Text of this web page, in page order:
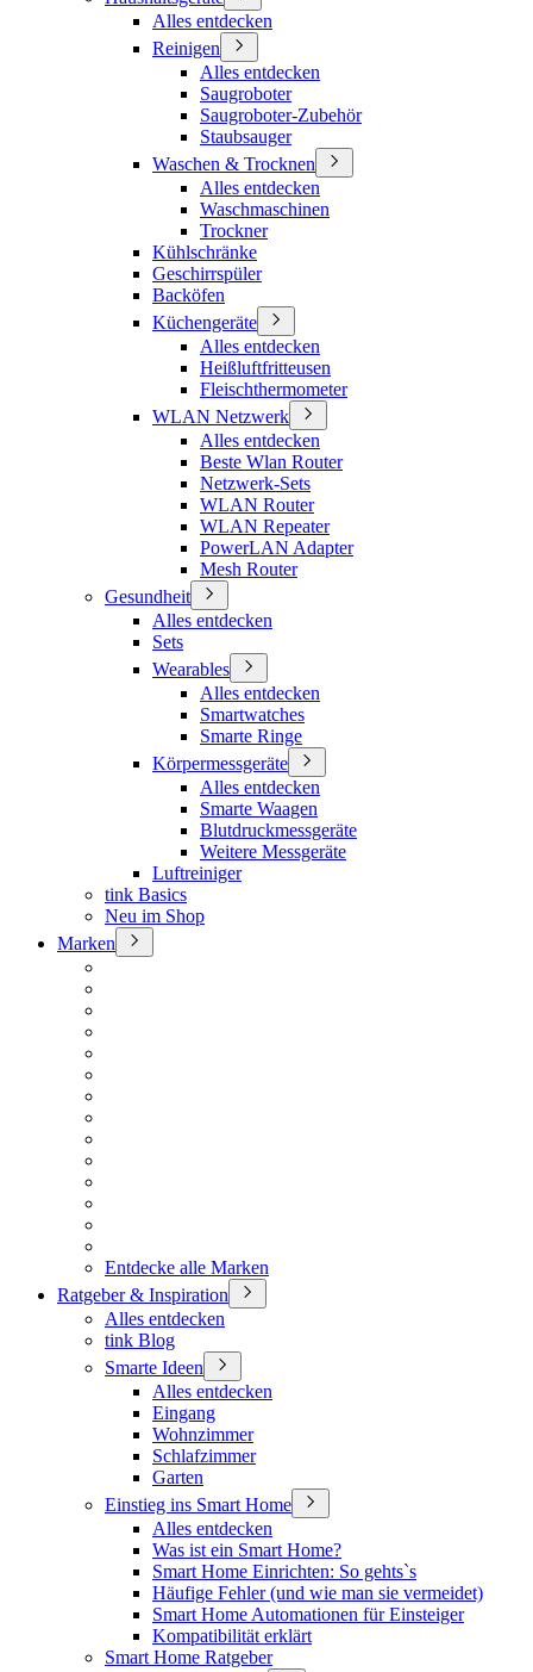
Alles entdecken
Reinigen
Alles entdecken
Saugroboter
Saugroboter-Zubehör
Staubsauger
Waschen & Trocknen
Alles entdecken
Waschmaschinen
Trockner
Kühlschränke
Geschirrspüler
Backöfen
Küchengeräte
Alles entdecken
Heißluftfritteusen
Fleischthermometer
WLAN Netzwerk
Alles entdecken
Beste Wlan Router
Netzwerk-Sets
WLAN Router
WLAN Repeater
PowerLAN Adapter
Mesh Router
Gesundheit
Alles entdecken
Sets
Wearables
Alles entdecken
Smartwatches
Smarte Ringe
Körpermessgeräte
Alles entdecken
Smarte Waagen
Blutdruckmessgeräte
Weitere Messgeräte
Luftreiniger
tink Basics
Neu im Shop
Marken
Entdecke alle Marken
Ratgeber & Inspiration
Alles entdecken
tink Blog
Smarte Ideen
Alles entdecken
Eingang
Wohnzimmer
Schlafzimmer
Garten
Einstieg ins Smart Home
Alles entdecken
Was ist ein Smart Home?
Smart Home Einrichten: So gehts`s
Häufige Fehler (und wie man sie vermeidet)
Smart Home Automationen für Einsteiger
Kompatibilität erklärt
Smart Home Ratgeber